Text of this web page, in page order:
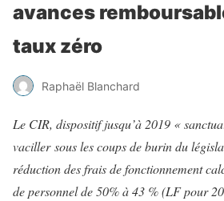
avances
taux zéro
Raphaël Blanchard
Le CIR, dispositif jusqu’à 2019 «
vaciller sous les coups de burin du
réduction des frais de fonctionnement
de personnel de 50% à 43 % (LF pour